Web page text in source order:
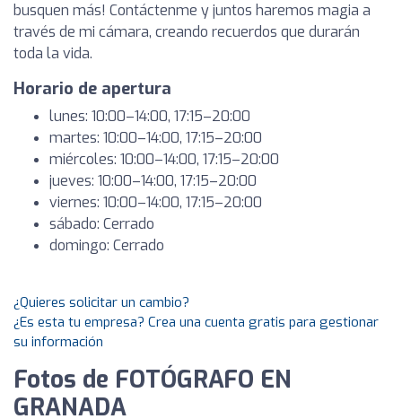
busquen más! Contáctenme y juntos haremos magia a
través de mi cámara, creando recuerdos que durarán
toda la vida.
Horario de apertura
lunes: 10:00–14:00, 17:15–20:00
martes: 10:00–14:00, 17:15–20:00
miércoles: 10:00–14:00, 17:15–20:00
jueves: 10:00–14:00, 17:15–20:00
viernes: 10:00–14:00, 17:15–20:00
sábado: Cerrado
domingo: Cerrado
¿Quieres solicitar un cambio?
¿Es esta tu empresa? Crea una cuenta gratis para gestionar
su información
Fotos de FOTÓGRAFO EN
GRANADA